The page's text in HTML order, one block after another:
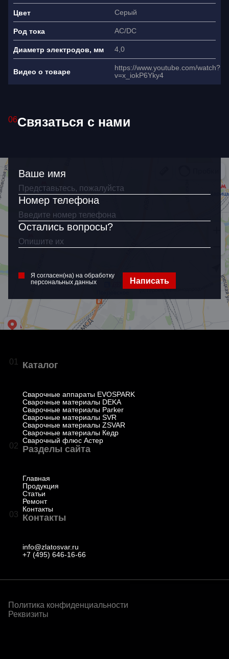
Цвет Серый
Род тока AC/DC
Диаметр электродов, мм 4,0
Видео о товаре
https://www.youtube.com/watch?
v=x_iokP6Yky4
06Связаться с нами
Ваше имя
Номер телефона
Остались вопросы?
Я согласен(на) на обработку
персональных данных
Написать
Ваше имя
Как связаться?
персональных данных
01 Каталог
Сварочные аппараты EVOSPARK
Сварочные материалы DEKA
Сварочные материалы Parker
Сварочные материалы SVR
Сварочные материалы ZSVAR
Сварочные материалы Кедр
Сварочный флюс Астер
02 Разделы сайта
Главная
Продукция
Статьи
Ремонт
Контакты
03 Контакты
info@zlatosvar.ru
+7 (495) 646-16-66
Политика конфиденциальности
Реквизиты